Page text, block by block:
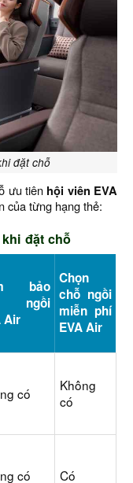
đặt chỗ
ưu tiên hội viên EVA
của từng hạng thẻ:
đặt chỗ
bảo
ngồi
Air
Chọn
chỗ ngồi
miễn phí
EVA Air
có
Không
có
có Có